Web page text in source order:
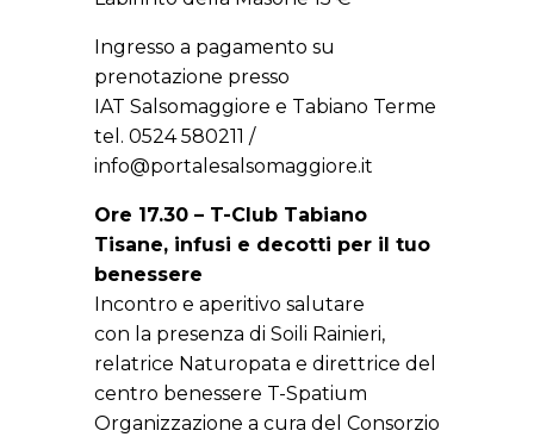
Ingresso a pagamento su
prenotazione presso
IAT Salsomaggiore e Tabiano Terme
tel. 0524 580211 /
info@portalesalsomaggiore.it
Ore 17.30 – T-Club Tabiano
Tisane, infusi e decotti per il tuo
benessere
Incontro e aperitivo salutare
con la presenza di Soili Rainieri,
relatrice Naturopata e direttrice del
centro benessere T-Spatium
Organizzazione a cura del Consorzio